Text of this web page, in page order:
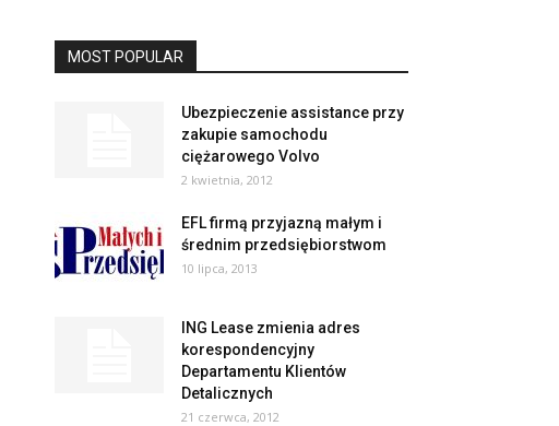
MOST POPULAR
Ubezpieczenie assistance przy
zakupie samochodu
ciężarowego Volvo
2 kwietnia, 2012
EFL firmą przyjazną małym i
średnim przedsiębiorstwom
10 lipca, 2013
ING Lease zmienia adres
korespondencyjny
Departamentu Klientów
Detalicznych
21 czerwca, 2012